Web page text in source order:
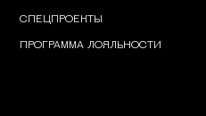
СПЕЦПРОЕКТЫ
ПРОГРАММА ЛОЯЛЬНОСТИ